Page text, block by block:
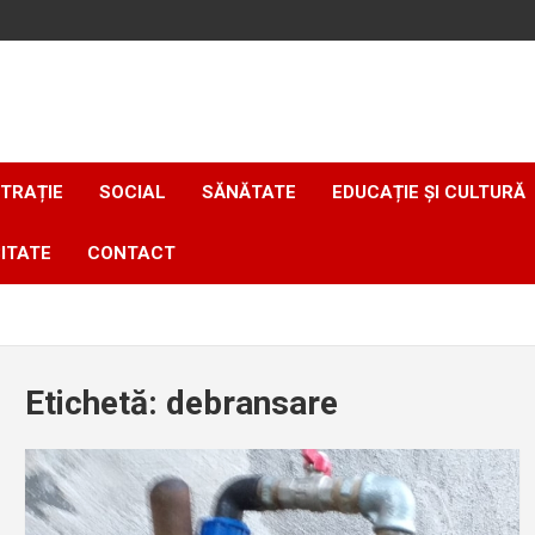
SOCIAL SĂNĂTATE EDUCAȚIE ȘI CULTURĂ
CONTACT
Etichetă: debransare